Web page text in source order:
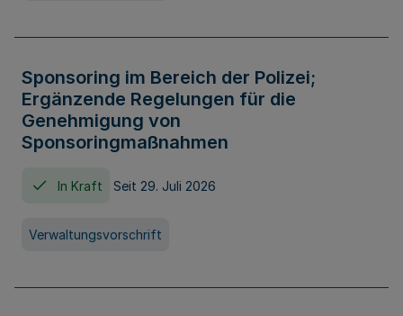
Sponsoring im Bereich der Polizei;
Ergänzende Regelungen für die
Genehmigung von
Sponsoringmaßnahmen
In Kraft Seit 29. Juli 2026
Verwaltungsvorschrift